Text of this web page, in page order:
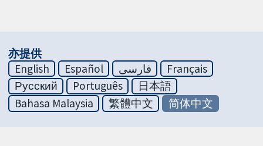
亦提供
English
Español فارسی
Français
Русский
Português
日本語
Bahasa Malaysia
繁體中文 简体中文